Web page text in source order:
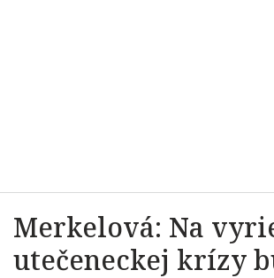
Merkelová: Na
utečeneckej krízy